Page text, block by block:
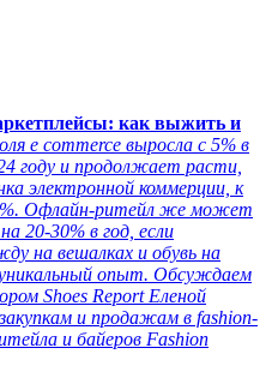
как выжить и
e commerce выросла с 5% в
году и продолжает расти,
электронной коммерции, к
Офлайн-ритейл же может
20-30% в год, если
на вешалках и обувь на
опыт. Обсуждаем
Shoes Report Еленой
и продажам в fashion-
и байеров Fashion